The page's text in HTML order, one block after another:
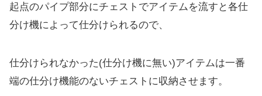
起点のパイプ部分にチェストでアイテムを流すと各仕
分け機によって仕分けられるので、
仕分けられなかった(仕分け機に無い)アイテムは一番
端の仕分け機能のないチェストに収納させます。